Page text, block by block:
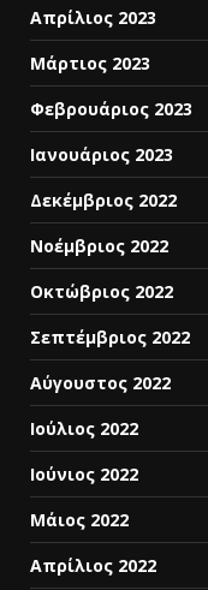
Απρίλιος 2023
Μάρτιος 2023
Φεβρουάριος 2023
Ιανουάριος 2023
Δεκέμβριος 2022
Νοέμβριος 2022
Οκτώβριος 2022
Σεπτέμβριος 2022
Αύγουστος 2022
Ιούλιος 2022
Ιούνιος 2022
Μάιος 2022
Απρίλιος 2022